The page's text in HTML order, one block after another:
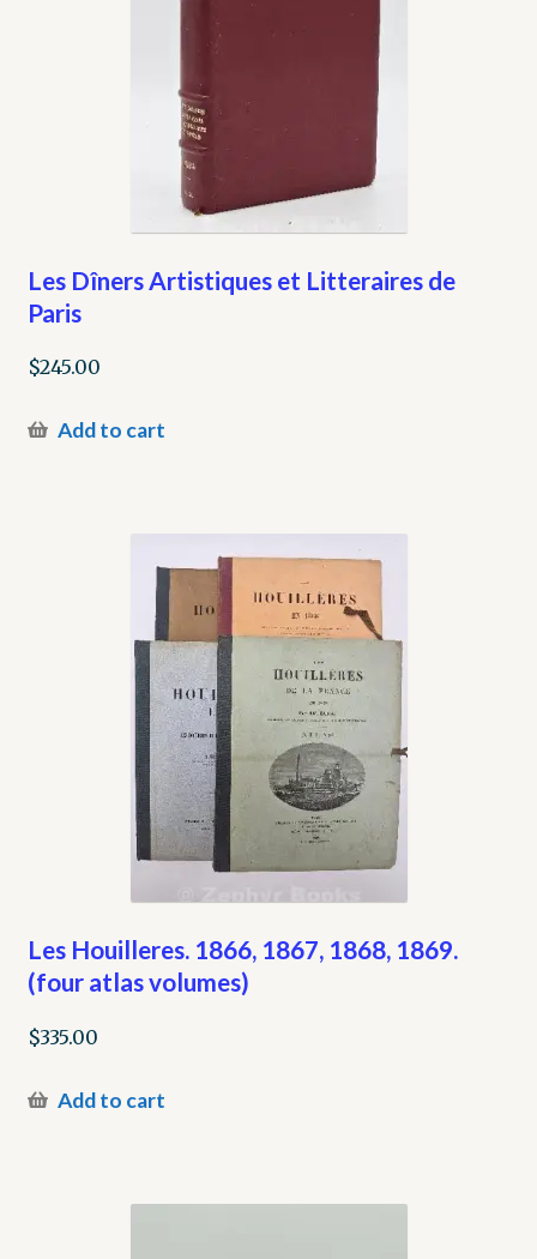
Les Dîners Artistiques et Litteraires de
Paris
$245.00
Add to cart
Les Houilleres. 1866, 1867, 1868, 1869.
(four atlas volumes)
$335.00
Add to cart